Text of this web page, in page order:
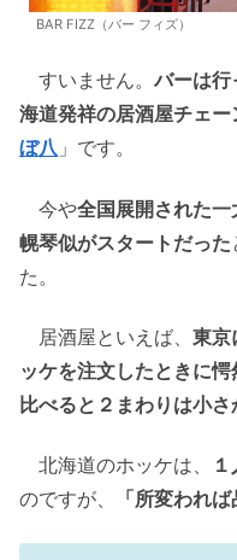
BAR FIZZ（バー フィズ）
すいません。バーは行
海道発祥の居酒屋チェー
ぼ八 」です。
今や全国展開された
幌琴似がスタートだった
た。
居酒屋といえば、 東京
ッケを注文したときに愕
比べると２まわりは小さ
北海道のホッケは、
のですが、
「所変われば